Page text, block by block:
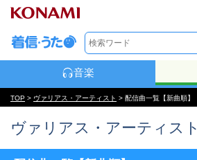
音楽
TOP > ヴァリアス・アーティスト > 配信曲一覧【新曲順】
ヴァリアス・アーティスト